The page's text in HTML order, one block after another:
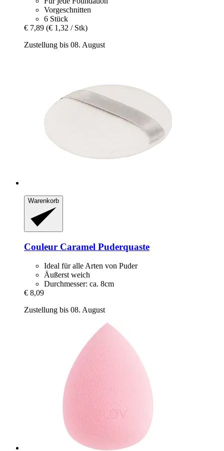
Vorgeschnitten
6 Stück
€ 7,89 (€ 1,32 / Stk)
Zustellung bis 08. August
Warenkorb
Couleur Caramel Puderquaste
Ideal für alle Arten von Puder
Äußerst weich
Durchmesser: ca. 8cm
€ 8,09
Zustellung bis 08. August